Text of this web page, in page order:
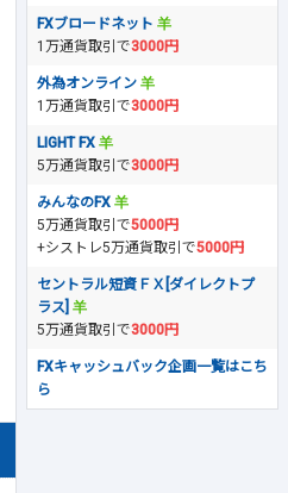
FXブロードネット
1万通貨取引で3000円
外為オンライン
1万通貨取引で3000円
LIGHT FX
5万通貨取引で3000円
みんなのFX
5万通貨取引で5000円
+シストレ5万通貨取引で5000円
セントラル短資ＦＸ[ダイレクトプ
ラス]
5万通貨取引で3000円
FXキャッシュバック企画一覧はこち
ら